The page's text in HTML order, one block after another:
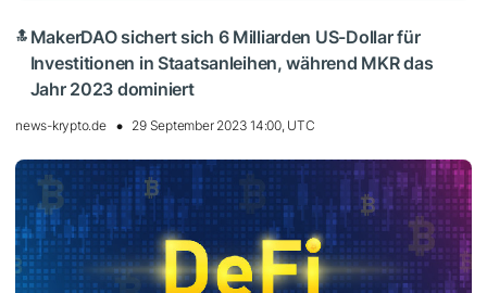
🔝 MakerDAO sichert sich 6 Milliarden US-Dollar für
Investitionen in Staatsanleihen, während MKR das
Jahr 2023 dominiert
news-krypto.de 29 September 2023 14:00, UTC